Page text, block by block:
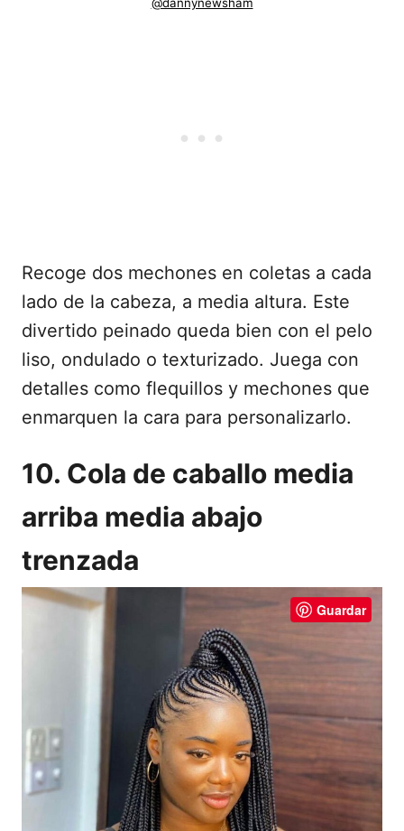
@dannynewsham
Recoge dos mechones en coletas a cada
lado de la cabeza, a media altura. Este
divertido peinado queda bien con el pelo
liso, ondulado o texturizado. Juega con
detalles como flequillos y mechones que
enmarquen la cara para personalizarlo.
10. Cola de caballo media
arriba media abajo
trenzada
Guardar